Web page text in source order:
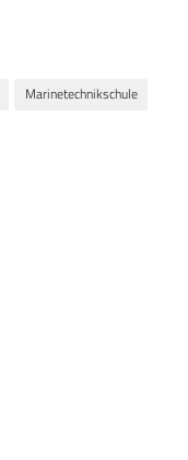
Marinetechnikschule